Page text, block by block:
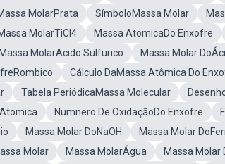
MolarPrata SímboloMassa Molar
MolarTiCl4 Massa AtomicaDo Enxofre
Massa MolarAcido Sulfurico Massa Molar
Cálculo DaMassa Atômica Do
Tabela PeriódicaMassa Molecular
Numnero De OxidaçãoDo Enxofre
Massa Molar DoNaOH Massa Molar
Molar Massa MolarÁgua Massa Molar